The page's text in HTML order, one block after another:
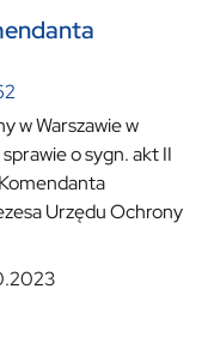
w Warszawie w
o sygn. akt II
Urzędu Ochrony